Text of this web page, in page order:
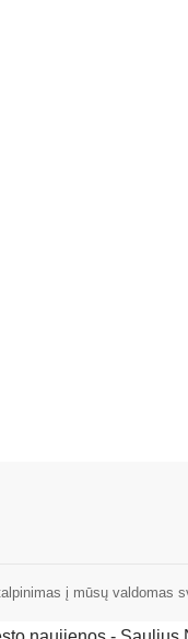
į mūsų valdomas